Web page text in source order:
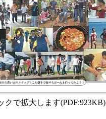
クで拡大します(PDF:923KB)